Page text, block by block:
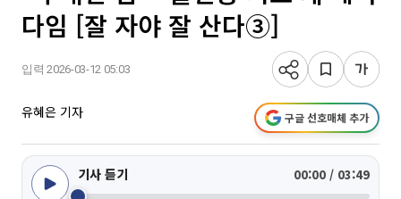
다임 [잘 자야 잘 산다③]
입력 2026-03-12 05:03
유혜은 기자 구글 선호매체 추가
기사 듣기 00:00 / 03:49